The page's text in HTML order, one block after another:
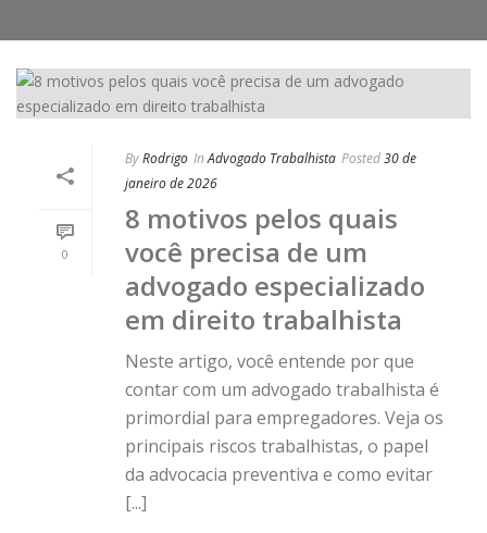
0
ByRodrigo In Advogado Trabalhista Posted30 de
janeiro de 2026
8 motivos pelos quais
você precisa de um
advogado especializado
em direito trabalhista
Neste artigo, você entende por que
contar com um advogado trabalhista é
primordial para empregadores. Veja os
principais riscos trabalhistas, o papel
da advocacia preventiva e como evitar
[...]